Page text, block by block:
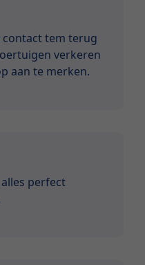
contact tem terug
verkeren
aan te merken.
perfect